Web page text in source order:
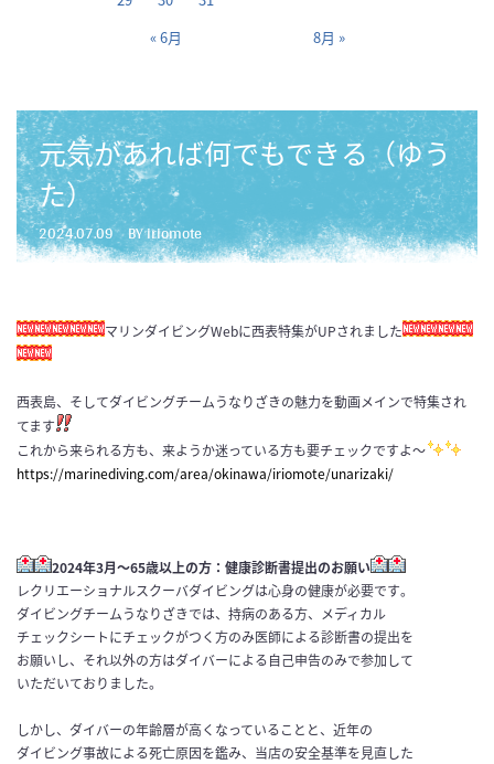
« 6月 8月 »
元気があれば何でもできる（ゆう
た）
2024.07.09 BY iriomote
マリンダイビングWebに西表特集がUPされました
西表島、そしてダイビングチームうなりざきの魅力を動画メインで特集され
てます
これから来られる方も、来ようか迷っている方も要チェックですよ〜
https://marinediving.com/area/okinawa/iriomote/unarizaki/
2024年3月～65歳以上の方：健康診断書提出のお願い
レクリエーショナルスクーバダイビングは心身の健康が必要です。
ダイビングチームうなりざきでは、持病のある方、メディカル
チェックシートにチェックがつく方のみ医師による診断書の提出を
お願いし、それ以外の方はダイバーによる自己申告のみで参加して
いただいておりました。
しかし、 ダイバーの年齢層が高くなっていることと、近年の
ダイビング事故による死亡原因を鑑み、当店の安全基準を見直した